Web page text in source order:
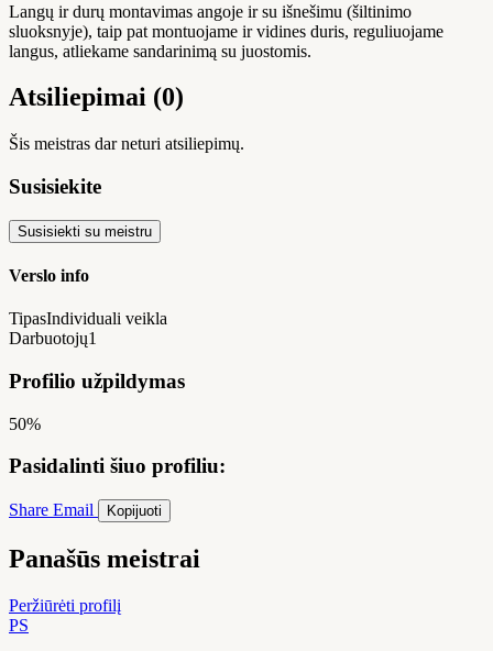
Langų ir durų montavimas angoje ir su išnešimu (šiltinimo
sluoksnyje), taip pat montuojame ir vidines duris, reguliuojame
langus, atliekame sandarinimą su juostomis.
Atsiliepimai (0)
Šis meistras dar neturi atsiliepimų.
Susisiekite
Susisiekti su meistru
Verslo info
TipasIndividuali veikla
Darbuotojų1
Profilio užpildymas
50%
Pasidalinti šiuo profiliu:
Share Email Kopijuoti
Panašūs meistrai
Peržiūrėti profilį
PS